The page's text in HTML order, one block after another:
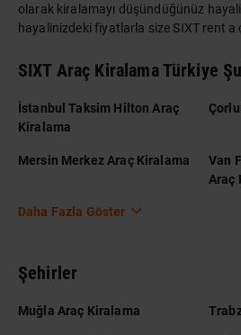
olarak kiralamayı düşündüğünüz
hayalinizdeki fiyatlarla size SIXT rent a
SIXT Araç Kiralama Türkiye
İstanbul Taksim Hilton Araç
Kiralama
Mersin Merkez Araç Kiralama
Van
Araç
Daha Fazla Göster
Şehirler
Muğla Araç Kiralama